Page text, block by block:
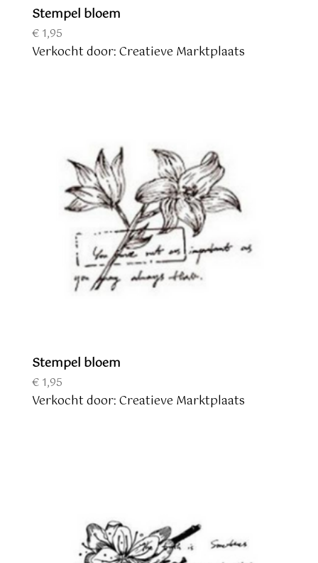
Stempel bloem
€1,95
Verkocht door: Creatieve Marktplaats
Stempel bloem
€1,95
Verkocht door: Creatieve Marktplaats